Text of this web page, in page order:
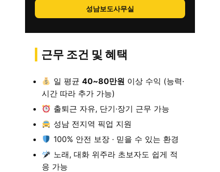
성남보도사무실
근무 조건 및 혜택
일 평균 40~80만원 이상 수익 (능력·
시간 따라 추가 가능)
출퇴근 자유, 단기·장기 근무 가능
성남 전지역 픽업 지원
100% 안전 보장 · 믿을 수 있는 환경
노래, 대화 위주라 초보자도 쉽게 적
응 가능